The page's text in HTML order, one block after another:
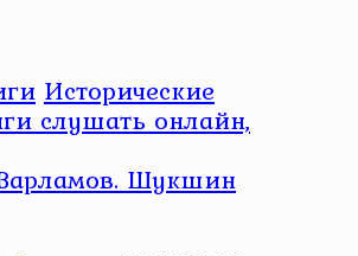
Исторические
слушать онлайн,
Шукшин